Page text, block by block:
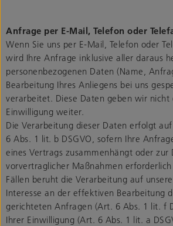
Anfrage per E-Mail, Telefon oder
Wenn Sie uns per E-Mail, Telefon oder
wird Ihre Anfrage inklusive aller daraus
personenbezogenen Daten (Name,
Bearbeitung Ihres Anliegens bei uns
verarbeitet. Diese Daten geben wir nicht
Einwilligung weiter.
Die Verarbeitung dieser Daten erfolgt
6 Abs. 1 lit. b DSGVO, sofern Ihre
eines Vertrags zusammenhängt oder zur
vorvertraglicher Maßnahmen
Fällen beruht die Verarbeitung auf
Interesse an der effektiven Bearbeitung
gerichteten Anfragen (Art. 6 Abs. 1 lit. f
Ihrer Einwilligung (Art. 6 Abs. 1 lit. a